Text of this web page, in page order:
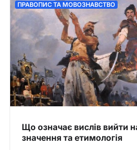
ПРАВОПИС ТА МОВОЗНАВСТВО
Що означає вислів вийти
значення та етимологія